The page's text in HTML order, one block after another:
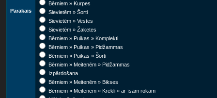
Pārākais
Bērniem » Kurpes
Sievietēm » Šorti
Sievietēm » Vestes
Sievietēm » Žaketes
Bērniem » Puikas » Komplekti
Bērniem » Puikas » Pidžammas
Bērniem » Puikas » Šorti
Bērniem » Meitenēm » Pidžammas
Izpārdošana
Bērniem » Meitenēm » Bikses
Bērniem » Meitenēm » Krekli » ar īsām rokām